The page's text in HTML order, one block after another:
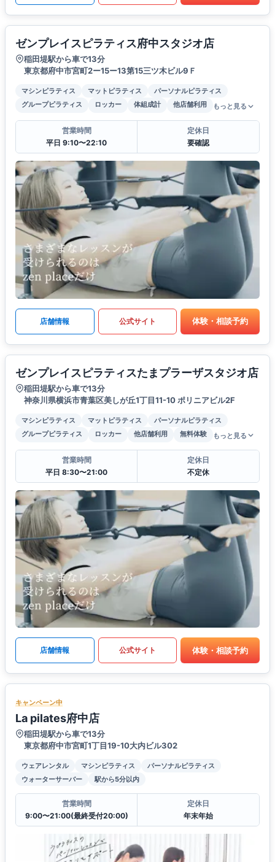
ゼンプレイスピラティス府中スタジオ店
稲田堤駅から車で13分
東京都府中市宮町2ー15ー13第15三ツ木ビル9Ｆ
マシンピラティス マットピラティス
パーソナルピラティス
グループピラティス
ロッカー 体組成計 他店舗利用 もっと見る
営業時間
平日 9:10〜22:10
定休日
要確認
店舗情報 公式サイト 体験・相談予約
ゼンプレイスピラティスたまプラーザスタジオ店
稲田堤駅から車で13分
神奈川県横浜市青葉区美しが丘1丁目11-10 ポリニアビル2F
マシンピラティス マットピラティス
パーソナルピラティス
グループピラティス
ロッカー 他店舗利用 無料体験 もっと見る
営業時間
平日 8:30〜21:00
定休日
不定休
店舗情報 公式サイト 体験・相談予約
キャンペーン中
La pilates府中店
稲田堤駅から車で13分
東京都府中市宮町1丁目19-10大内ビル302
ウェアレンタル マシンピラティス
パーソナルピラティス
ウォーターサーバー
駅から5分以内
営業時間
9:00〜21:00(最終受付20:00)
定休日
年末年始